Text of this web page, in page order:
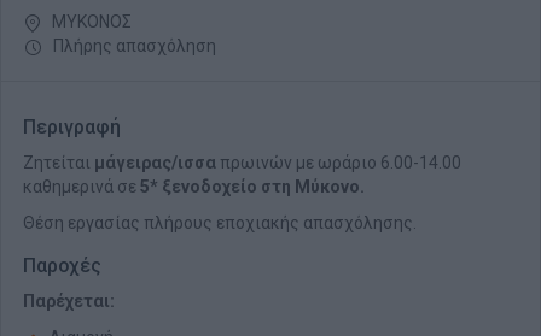
ΜΥΚΟΝΟΣ
Πλήρης απασχόληση
Περιγραφή
Ζητείται μάγειρας/ισσα πρωινών με ωράριο 6.00-14.00
καθημερινά σε 5* ξενοδοχείο στη Μύκονο.
Θέση εργασίας πλήρους εποχιακής απασχόλησης.
Παροχές
Παρέχεται: